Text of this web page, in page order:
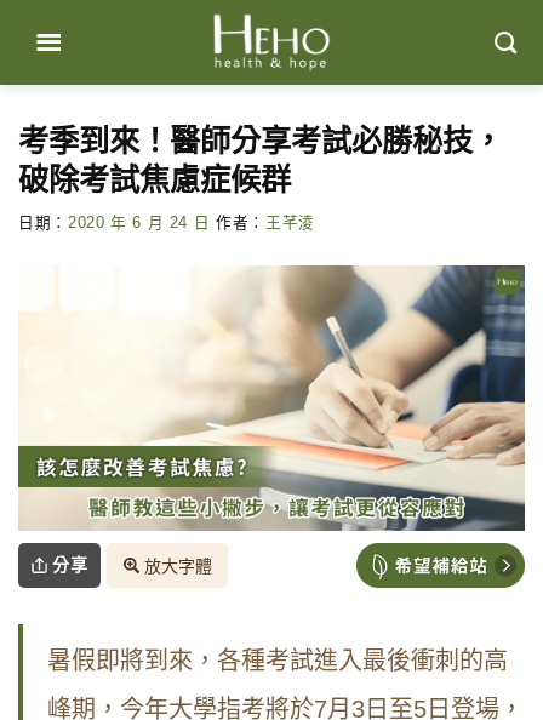
content
考季到來！醫師分享考試必勝秘技，
破除考試焦慮症候群
日期： 2020 年 6 月 24 日 作者： 王芊淩
分享 放大字體
暑假即將到來，各種考試進入最後衝刺的高
峰期，今年大學指考將於7月 3 日至5 日登場，